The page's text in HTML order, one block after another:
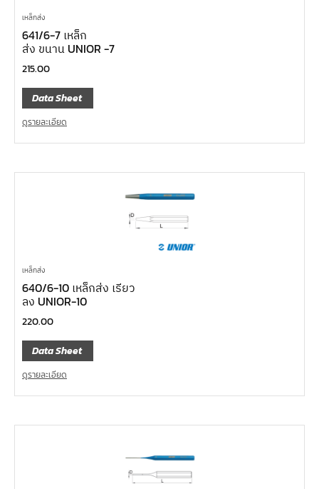
เหล็กส่ง
641/6-7 เหล็ก
ส่ง ขนาน UNIOR -7
215.00
Data Sheet
ดูรายละเอียด
เหล็กส่ง
640/6-10 เหล็กส่ง เรียว
ลง UNIOR-10
220.00
Data Sheet
ดูรายละเอียด